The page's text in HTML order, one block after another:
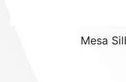
Mesa